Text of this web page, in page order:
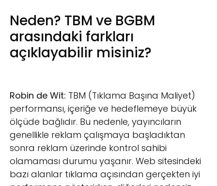
Neden? TBM ve BGBM
arasındaki farkları
açıklayabilir misiniz?
Robin de Wit: TBM (Tıklama Başına Maliyet)
performansı, içeriğe ve hedeflemeye büyük
ölçüde bağlıdır. Bu nedenle, yayıncıların
genellikle reklam çalışmaya başladıktan
sonra reklam üzerinde kontrol sahibi
olamaması durumu yaşanır. Web sitesindeki
bazı alanlar tıklama açısından gerçekten iyi